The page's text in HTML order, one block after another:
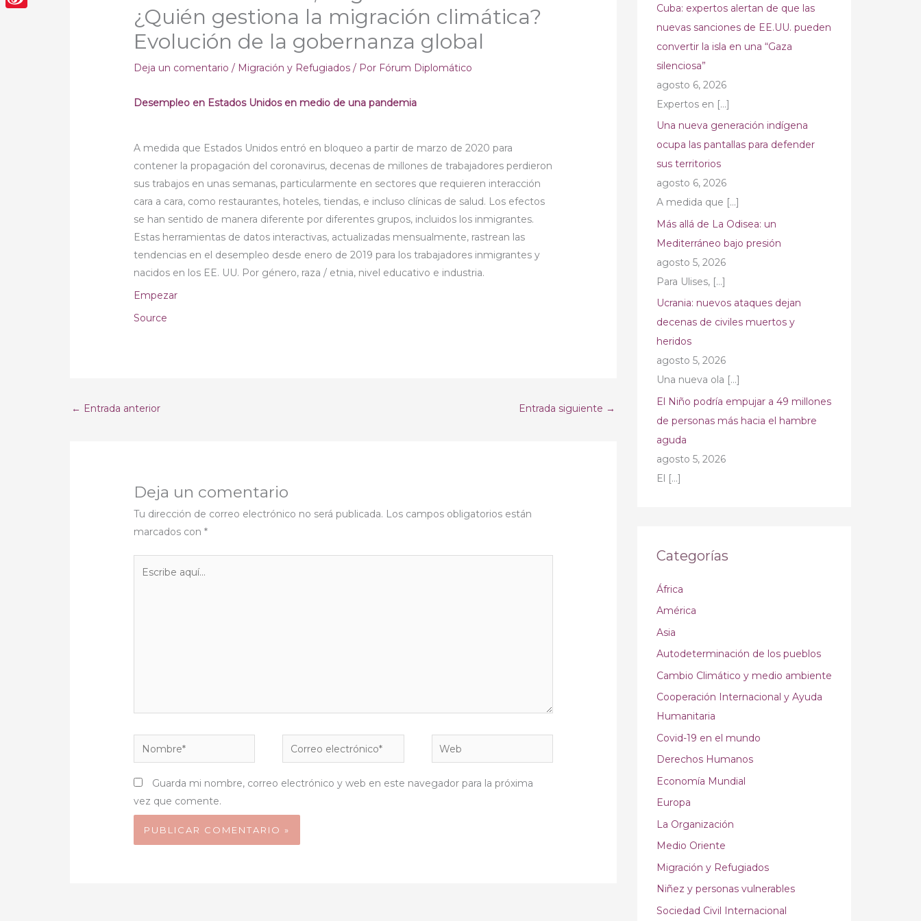
¿Quién gestiona la migración climática?
Evolución de la gobernanza global
Deja un comentario / Migración y Refugiados / Por Fórum Diplomático
Desempleo en Estados Unidos en medio de una pandemia
A medida que Estados Unidos entró en bloqueo a partir de marzo de 2020 para
contener la propagación del coronavirus, decenas de millones de trabajadores perdieron
sus trabajos en unas semanas, particularmente en sectores que requieren interacción
cara a cara, como restaurantes, hoteles, tiendas, e incluso clínicas de salud. Los efectos
se han sentido de manera diferente por diferentes grupos, incluidos los inmigrantes.
Estas herramientas de datos interactivas, actualizadas mensualmente, rastrean las
tendencias en el desempleo desde enero de 2019 para los trabajadores inmigrantes y
nacidos en los EE. UU. Por género, raza / etnia, nivel educativo e industria.
Empezar
Source
← Entrada anterior Entrada siguiente →
Deja un comentario
Tu dirección de correo electrónico no será publicada. Los campos obligatorios están
marcados con*
Nombre*
Correo
electrónico*
Web
Guarda mi nombre, correo electrónico y web en este navegador para la próxima
vez que comente.
Cuba: expertos alertan de que las
nuevas sanciones de EE.UU. pueden
convertir la isla en una “Gaza
silenciosa”
agosto 6, 2026
Expertos en […]
Una nueva generación indígena
ocupa las pantallas para defender
sus territorios
agosto 6, 2026
A medida que […]
Más allá de La Odisea: un
Mediterráneo bajo presión
agosto 5, 2026
Para Ulises, […]
Ucrania: nuevos ataques dejan
decenas de civiles muertos y
heridos
agosto 5, 2026
Una nueva ola […]
El Niño podría empujar a 49 millones
de personas más hacia el hambre
aguda
agosto 5, 2026
El […]
Categorías
África
América
Asia
Autodeterminación de los pueblos
Cambio Climático y medio ambiente
Cooperación Internacional y Ayuda
Humanitaria
Covid-19 en el mundo
Derechos Humanos
Economía Mundial
Europa
La Organización
Medio Oriente
Migración y Refugiados
Niñez y personas vulnerables
Sociedad Civil Internacional